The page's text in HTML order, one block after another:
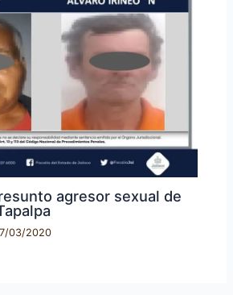
agresor sexual de
03/2020